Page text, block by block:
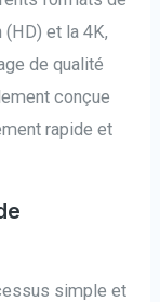
et la 4K,
de qualité
conçue
rapide et
simple et